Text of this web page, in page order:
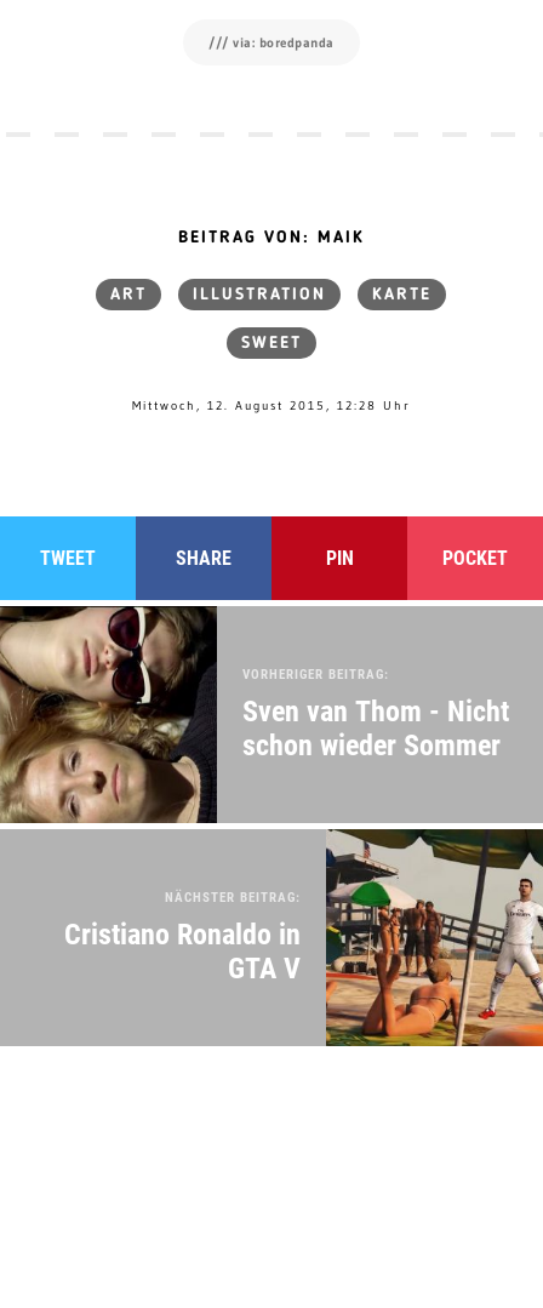
/// via: boredpanda
BEITRAG VON: MAIK
ART ILLUSTRATION KARTE
SWEET
Mittwoch, 12. August 2015, 12:28 Uhr
TWEET SHARE PIN POCKET
VORHERIGER BEITRAG:
Sven van Thom - Nicht
schon wieder Sommer
NÄCHSTER BEITRAG:
Cristiano Ronaldo in
GTA V